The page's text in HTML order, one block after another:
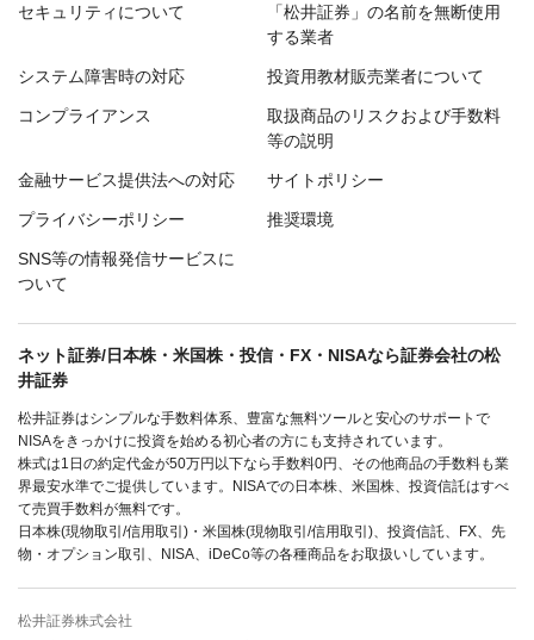
セキュリティについて
「松井証券」の名前を無断使用
する業者
システム障害時の対応 投資用教材販売業者について
コンプライアンス
取扱商品のリスクおよび手数料
等の説明
金融サービス提供法への対応 サイトポリシー
プライバシーポリシー 推奨環境
SNS等の情報発信サービスに
ついて
ネット証券/日本株・米国株・投信・FX・NISAなら証券会社の松
井証券
松井証券はシンプルな手数料体系、豊富な無料ツールと安心のサポートで
NISAをきっかけに投資を始める初心者の方にも支持されています。
株式は1日の約定代金が50万円以下なら手数料0円、その他商品の手数料も業
界最安水準でご提供しています。NISAでの日本株、米国株、投資信託はすべ
て売買手数料が無料です。
日本株(現物取引/信用取引)・米国株(現物取引/信用取引)、投資信託、FX、先
物・オプション取引、NISA、iDeCo等の各種商品をお取扱いしています。
松井証券株式会社